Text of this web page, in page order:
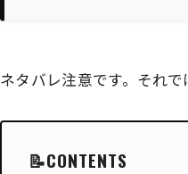
ネタバレ注意です。 それで
CONTENTS